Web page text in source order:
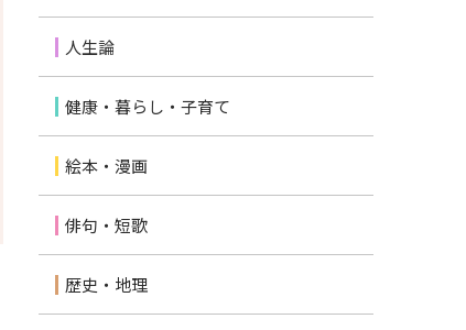
人生論
健康・暮らし・子育て
絵本・漫画
俳句・短歌
歴史・地理